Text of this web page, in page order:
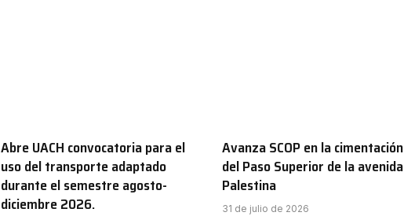
Abre UACH convocatoria para el
uso del transporte adaptado
durante el semestre agosto-
diciembre 2026.
Avanza SCOP en la cimentación
del Paso Superior de la avenida
Palestina
31 de julio de 2026